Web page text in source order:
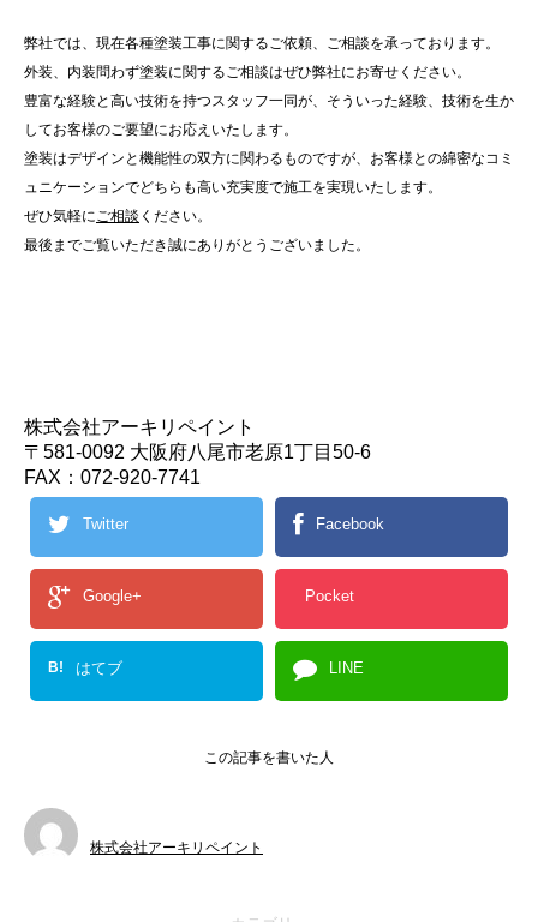
弊社では、現在各種塗装工事に関するご依頼、ご相談を承っております。
外装、内装問わず塗装に関するご相談はぜひ弊社にお寄せください。
豊富な経験と高い技術を持つスタッフ一同が、そういった経験、技術を生か
してお客様のご要望にお応えいたします。
塗装はデザインと機能性の双方に関わるものですが、お客様との綿密なコミ
ュニケーションでどちらも高い充実度で施工を実現いたします。
ぜひ気軽にご相談 ください。
最後までご覧いただき誠にありがとうございました。
株式会社アーキリペイント
〒581-0092 大阪府八尾市老原1丁目50-6
FAX：072-920-7741
Twitter Facebook
Google+ Pocket
B! はてブ LINE
この記事を書いた人
株式会社アーキリペイント